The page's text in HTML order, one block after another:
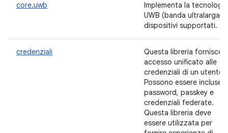
core.uwb
Implementa la tecnologia
UWB (banda ultralarga)
dispositivi supportati.
credenziali
Questa libreria fornisce
accesso unificato alle
credenziali di un utente.
Possono essere incluse
password, passkey e
credenziali federate.
Questa libreria deve
essere utilizzata per